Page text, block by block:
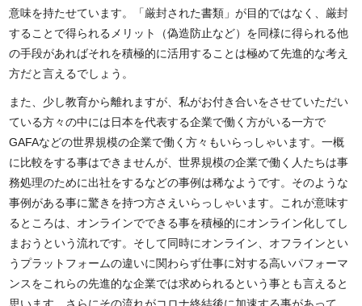
意味を持たせています。「厳封された書類」が目的ではなく、厳封
することで得られるメリット（偽造防止など）を同様に得られる他
の手段があればそれを積極的に活用することは極めて先進的な考え
方だと言えるでしょう。
また、少し教育から離れますが、私がお付き合いをさせていただい
ている方々の中には日本を代表する企業で働く方がいる一方で
GAFAなどの世界規模の企業で働く方々もいらっしゃいます。一概
に比較をする事はできませんが、世界規模の企業で働く人たちは事
務処理のために出社をするなどの事例は稀なようです。そのような
事例がある事に驚きを持つ方さえいらっしゃいます。これが意味す
るところは、オンラインでできる事を積極的にオンライン化してし
まおうという流れです。そして同時にオンライン、オフラインとい
うプラットフォームの違いに関わらず仕事に対する高いパフォーマ
ンスをこれらの先進的な企業では求められるという事とも言えると